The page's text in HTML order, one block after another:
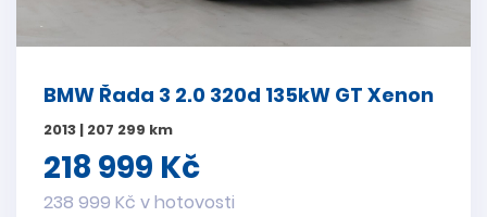
BMW Řada 3 2.0 320d 135kW GT Xenon
2013 | 207 299 km
218 999 Kč
238 999 Kč v hotovosti